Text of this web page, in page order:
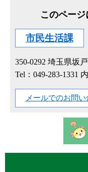
このペー
市民生活課
350-0292 埼玉県坂
Tel：049-283-1331
メールでのお問